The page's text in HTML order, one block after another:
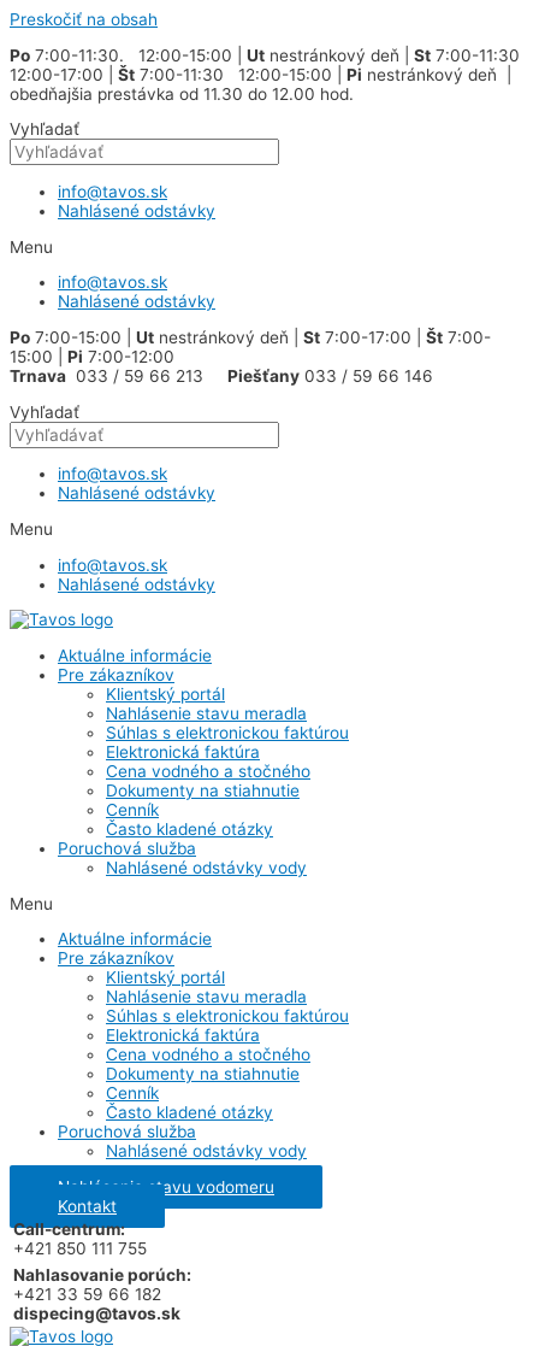
Preskočiť na obsah
Po 7:00-11:30. 12:00-15:00 | Ut nestránkový deň | St 7:00-11:30
12:00-17:00 | Št 7:00-11:30 12:00-15:00 | Pi nestránkový deň |
obedňajšia prestávka od 11.30 do 12.00 hod.
Vyhľadať
info@tavos.sk
Nahlásené odstávky
Menu
info@tavos.sk
Nahlásené odstávky
Po 7:00-15:00 | Ut nestránkový deň | St 7:00-17:00 | Št 7:00-
15:00 | Pi 7:00-12:00
Trnava 033 / 59 66 213 Piešťany 033 / 59 66 146
Vyhľadať
info@tavos.sk
Nahlásené odstávky
Menu
info@tavos.sk
Nahlásené odstávky
Aktuálne informácie
Pre zákazníkov
Klientský portál
Nahlásenie stavu meradla
Súhlas s elektronickou faktúrou
Elektronická faktúra
Cena vodného a stočného
Dokumenty na stiahnutie
Cenník
Často kladené otázky
Poruchová služba
Nahlásené odstávky vody
Menu
Aktuálne informácie
Pre zákazníkov
Klientský portál
Nahlásenie stavu meradla
Súhlas s elektronickou faktúrou
Elektronická faktúra
Cena vodného a stočného
Dokumenty na stiahnutie
Cenník
Často kladené otázky
Poruchová služba
Nahlásené odstávky vody
Nahlásenie stavu vodomeru
Kontakt
Call-centrum:
+421 850 111 755
Nahlasovanie porúch:
+421 33 59 66 182
dispecing@tavos.sk